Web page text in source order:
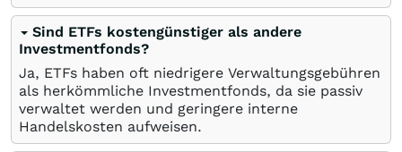
Sind ETFs kostengünstiger als andere
Investmentfonds?
Ja, ETFs haben oft niedrigere Verwaltungsgebühren
als herkömmliche Investmentfonds, da sie passiv
verwaltet werden und geringere interne
Handelskosten aufweisen.